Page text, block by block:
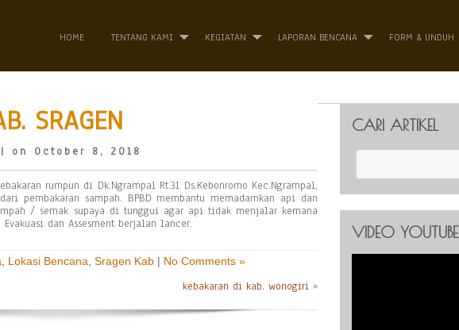
HOME TENTANG KAMI KEGIATAN LAPORAN BENCANA FORM & UNDUH
SRAGEN
| on October 8, 2018
rumpun di Dk.Ngrampal Rt.31 Ds.Kebonromo Kec.Ngrampal,
pembakaran sampah. BPBD membantu memadamkan api dan
/ semak supaya di tunggui agar api tidak menjalar kemana
dan Assesment berjalan lancer.
Lokasi Bencana Sragen Kab | No Comments »
kebakaran di kab. wonogiri »
CARI ARTIKEL
VIDEO YOUTUBE